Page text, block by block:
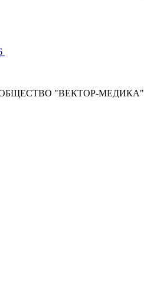
"ВЕКТОР-МЕДИКА"